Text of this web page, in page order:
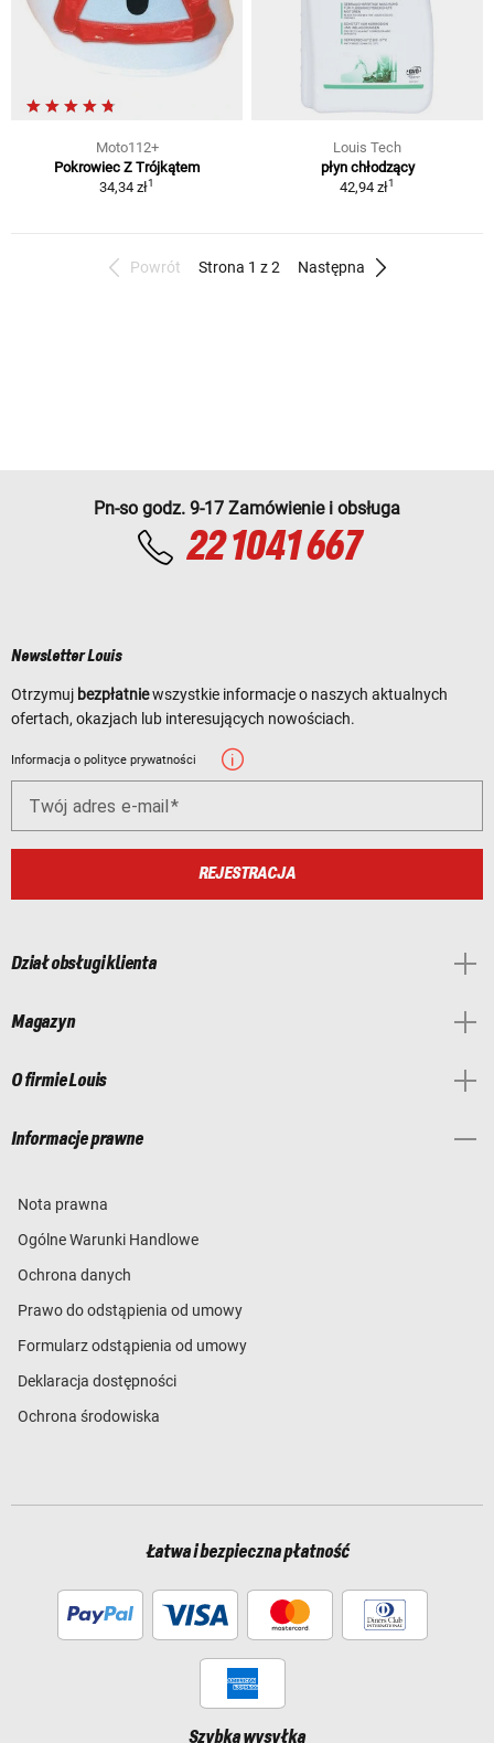
Moto112+
Pokrowiec Z Trójkątem
34,34 zł1
Louis Tech
płyn chłodzący
42,94 zł1
Powrót Strona 1 z 2 Następna
Pn-so godz. 9-17 Zamówienie i obsługa
22 1041 667
Newsletter Louis
Otrzymuj bezpłatniewszystkie informacje o naszych aktualnych
ofertach, okazjach lub interesujących nowościach.
Informacja o polityce prywatności
Twój adres e-mail
REJESTRACJA
Dział obsługi klienta
Magazyn
O firmie Louis
Informacje prawne
Nota prawna
Ogólne Warunki Handlowe
Ochrona danych
Prawo do odstąpienia od umowy
Formularz odstąpienia od umowy
Deklaracja dostępności
Ochrona środowiska
Łatwa i bezpieczna płatność
Szybka wysyłka